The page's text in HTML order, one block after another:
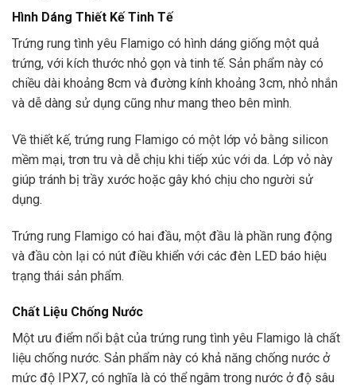
Hình Dáng Thiết Kế Tinh Tế
Trứng rung tình yêu Flamigo có hình dáng giống một quả
trứng, với kích thước nhỏ gọn và tinh tế. Sản phẩm này có
chiều dài khoảng 8cm và đường kính khoảng 3cm, nhỏ nhắn
và dễ dàng sử dụng cũng như mang theo bên mình.
Về thiết kế, trứng rung Flamigo có một lớp vỏ bằng silicon
mềm mại, trơn tru và dễ chịu khi tiếp xúc với da. Lớp vỏ này
giúp tránh bị trầy xước hoặc gây khó chịu cho người sử
dụng.
Trứng rung Flamigo có hai đầu, một đầu là phần rung động
và đầu còn lại có nút điều khiển với các đèn LED báo hiệu
trạng thái sản phẩm.
Chất Liệu Chống Nước
Một ưu điểm nổi bật của trứng rung tình yêu Flamigo là chất
liệu chống nước. Sản phẩm này có khả năng chống nước ở
mức độ IPX7, có nghĩa là có thể ngâm trong nước ở độ sâu